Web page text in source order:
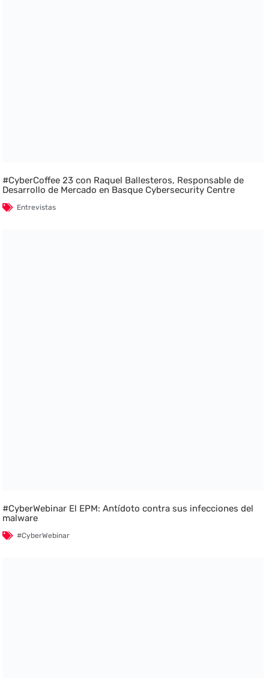
#CyberCoffee 23 con Raquel Ballesteros, Responsable de
Desarrollo de Mercado en Basque Cybersecurity Centre
Entrevistas
#CyberWebinar El EPM: Antídoto contra sus infecciones del
malware
#CyberWebinar